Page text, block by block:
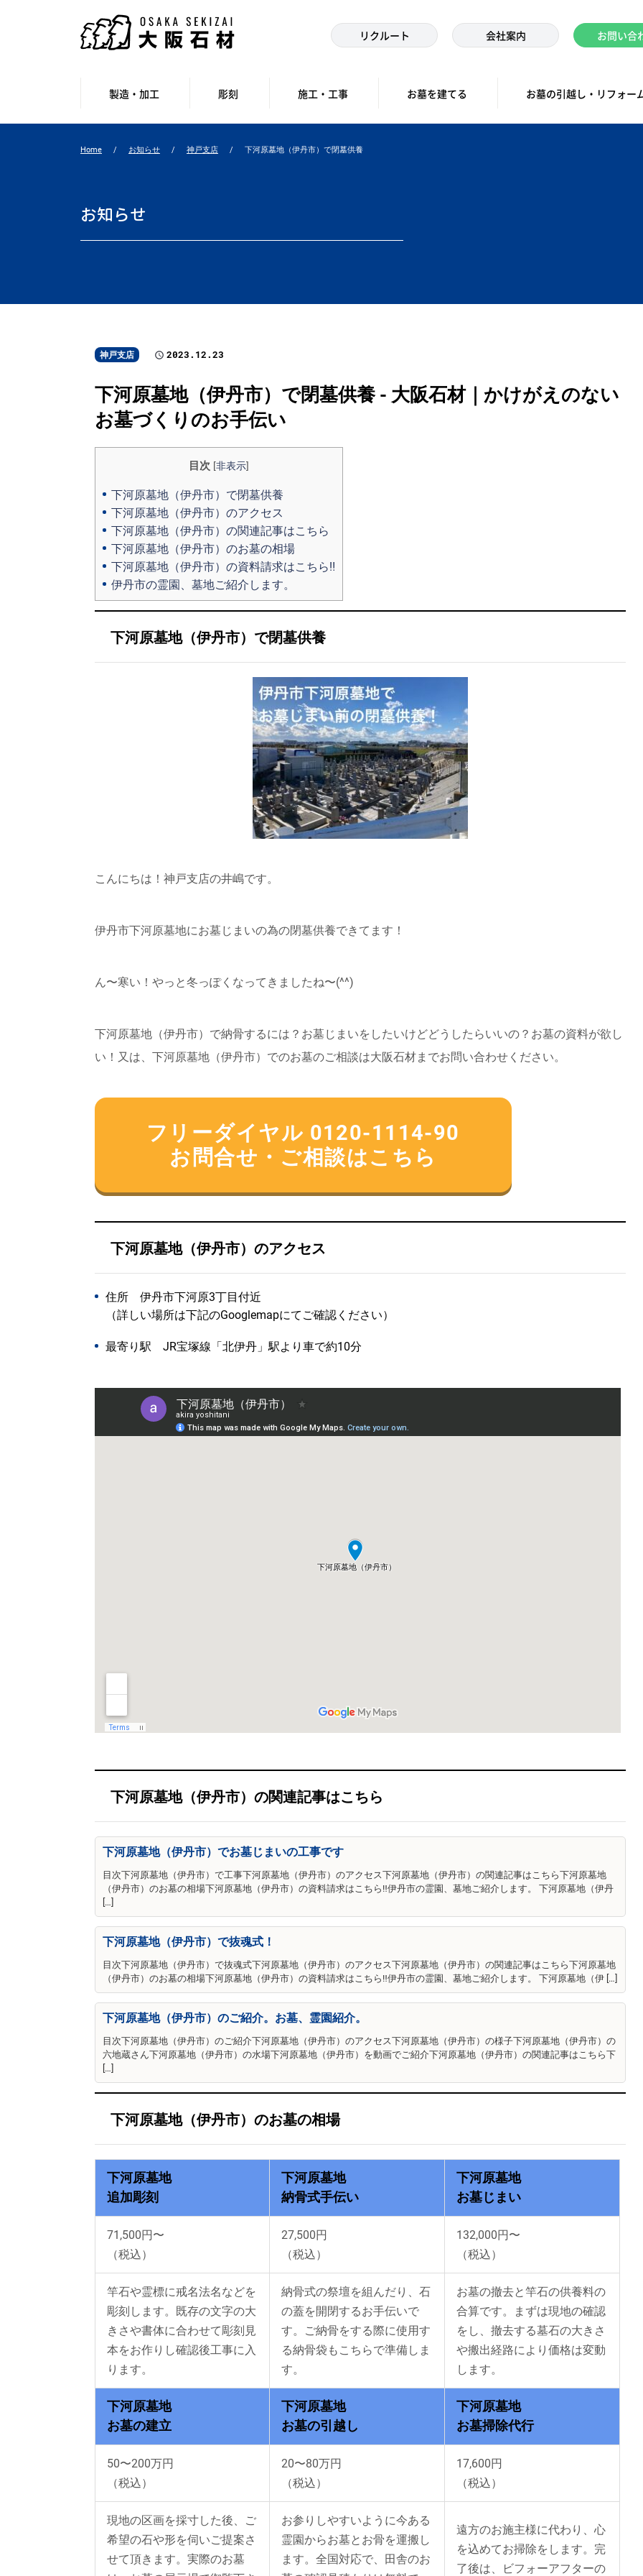
リクルート 会社案内 お問い合
製造・加工 彫刻 施工・工事 お墓を建てる お墓の引越し・リフォー
Home お知らせ 神戸支店 下河原墓地（伊丹市）で閉墓供養
お知らせ
神戸支店 2023.12.23
下河原墓地（伊丹市）で閉墓供養 - 大阪石材｜かけがえのない
お墓づくりのお手伝い
目次 [非表示]
下河原墓地（伊丹市）で閉墓供養
下河原墓地（伊丹市）のアクセス
下河原墓地（伊丹市）の関連記事はこちら
下河原墓地（伊丹市）のお墓の相場
下河原墓地（伊丹市）の資料請求はこちら‼
伊丹市の霊園、墓地ご紹介します。
下河原墓地（伊丹市）で閉墓供養
こんにちは！神戸支店の井嶋です。
伊丹市下河原墓地にお墓じまいの為の閉墓供養できてます！
ん〜寒い！やっと冬っぽくなってきましたね〜(^^)
下河原墓地（伊丹市）で納骨するには？お墓じまいをしたいけどどうしたらいいの？お墓の資料が欲し
い！又は、下河原墓地（伊丹市）でのお墓のご相談は大阪石材までお問い合わせください。
フリーダイヤル 0120-1114-90
お問合せ・ご相談はこちら
下河原墓地（伊丹市）のアクセス
住所 伊丹市下河原3丁目付近
（詳しい場所は下記のGooglemapにてご確認ください）
最寄り駅 JR宝塚線「北伊丹」駅より車で約10分
下河原墓地（伊丹市）の関連記事はこちら
下河原墓地（伊丹市）でお墓じまいの工事です
目次下河原墓地（伊丹市）で工事下河原墓地（伊丹市）のアクセス下河原墓地（伊丹市）の関連記事はこちら下河原墓地
（伊丹市）のお墓の相場下河原墓地（伊丹市）の資料請求はこちら‼伊丹市の霊園、墓地ご紹介します。 下河原墓地（伊丹
[…]
下河原墓地（伊丹市）で抜魂式！
目次下河原墓地（伊丹市）で抜魂式下河原墓地（伊丹市）のアクセス下河原墓地（伊丹市）の関連記事はこちら下河原墓地
（伊丹市）のお墓の相場下河原墓地（伊丹市）の資料請求はこちら‼伊丹市の霊園、墓地ご紹介します。 下河原墓地（伊 […]
下河原墓地（伊丹市）のご紹介。お墓、霊園紹介。
目次下河原墓地（伊丹市）のご紹介下河原墓地（伊丹市）のアクセス下河原墓地（伊丹市）の様子下河原墓地（伊丹市）の
六地蔵さん下河原墓地（伊丹市）の水場下河原墓地（伊丹市）を動画でご紹介下河原墓地（伊丹市）の関連記事はこちら下
[…]
下河原墓地（伊丹市）のお墓の相場
下河原墓地
追加彫刻
下河原墓地
納骨式手伝い
下河原墓地
お墓じまい
71,500円〜
（税込）
27,500円
（税込）
132,000円〜
（税込）
竿石や霊標に戒名法名などを
彫刻します。既存の文字の大
きさや書体に合わせて彫刻見
本をお作りし確認後工事に入
ります。
納骨式の祭壇を組んだり、石
の蓋を開閉するお手伝いで
す。ご納骨をする際に使用す
る納骨袋もこちらで準備しま
す。
お墓の撤去と竿石の供養料の
合算です。まずは現地の確認
をし、撤去する墓石の大きさ
や搬出経路により価格は変動
します。
下河原墓地
お墓の建立
下河原墓地
お墓の引越し
下河原墓地
お墓掃除代行
50〜200万円
（税込）
20〜80万円
（税込）
17,600円
（税込）
現地の区画を採寸した後、ご
希望の石や形を伺いご提案さ
せて頂きます。実際のお墓
お参りしやすいように今ある
霊園からお墓とお骨を運搬し
ます。全国対応で、田舎のお
遠方のお施主様に代わり、心
を込めてお掃除をします。完
了後は、ビフォーアフターの